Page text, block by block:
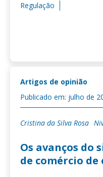
Regulação
Artigos de opinião
Publicado em: julho de
Cristina da Silva Rosa
Os avanços do
de comércio de